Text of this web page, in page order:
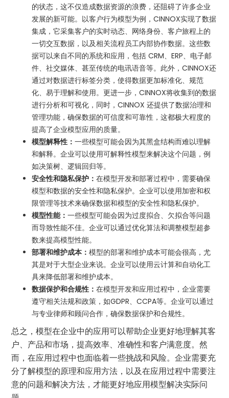
的状态，这不仅造成数据资源的浪费，还阻碍了许多企业
发展的新可能。以客户行为模型为例，CINNOX实现了数据
集成，它采集客户的实时动态、网络身份、客户旅程上的
一切交互数据，以及相关流程员工内部协作数据。这些数
据可以来自不同的系统和应用，包括 CRM、ERP、电子邮
件、社交媒体、甚至传统的电讯语音等。此外，CINNOX还
通过对数据进行标签分类，使得数据更加标准化、规范
化、易于理解和使用。更进一步，CINNOX将收集到的数据
进行分析和可视化，同时，CINNOX 还提供了数据治理和
管理功能，确保数据的可信度和可靠性，这都极大程度的
提高了企业模型应用的质量。
模型解释性：一些模型可能会因为其黑盒结构而难以理解
和解释。企业可以使用可解释性模型来解决这个问题，例
如决策树、逻辑回归等。
安全性和隐私保护：在模型开发和部署过程中，需要确保
模型和数据的安全性和隐私保护。企业可以使用加密和权
限管理等技术来确保数据和模型的安全性和隐私保护。
模型性能：一些模型可能会因为过度拟合、欠拟合等问题
而导致性能不佳。企业可以通过优化算法和调整模型超参
数来提高模型性能。
部署和维护成本：模型的部署和维护成本可能会很高，尤
其是对于大型企业来说。企业可以使用云计算和自动化工
具来降低部署和维护成本。
数据保护和合规性：在模型开发和应用过程中，企业需要
遵守相关法规和政策，如GDPR、CCPA等。企业可以通过
与专业律师和顾问合作，确保数据保护和合规性。
总之，模型在企业中的应用可以帮助企业更好地理解其客
户、产品和市场，提高效率、准确性和客户满意度。然
而，在应用过程中也面临着一些挑战和风险。企业需要充
分了解模型的原理和应用方法，以及在应用过程中需要注
意的问题和解决方法，才能更好地应用模型解决实际问